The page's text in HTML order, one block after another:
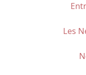
Les